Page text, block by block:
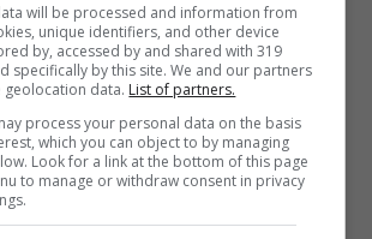
will be processed and information from
unique identifiers, and other device
by, accessed by and shared with 319
specifically by this site. We and our partners
geolocation data. List of partners.
process your personal data on the basis
which you can object to by managing
Look for a link at the bottom of this page
to manage or withdraw consent in privacy